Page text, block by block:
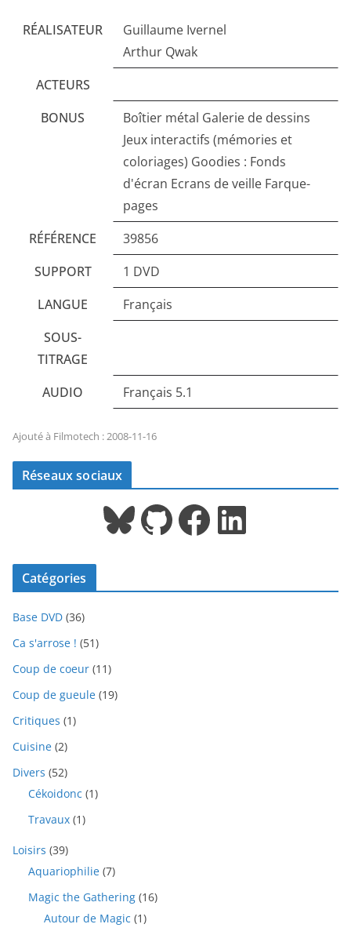
RÉALISATEUR
Guillaume Ivernel
Arthur Qwak
ACTEURS
BONUS
Boîtier métal Galerie de dessins
Jeux interactifs (mémories et
coloriages) Goodies : Fonds
d'écran Ecrans de veille Farque-
pages
RÉFÉRENCE
39856
SUPPORT
1 DVD
LANGUE
Français
SOUS-
TITRAGE
AUDIO
Français 5.1
Ajouté à Filmotech : 2008-11-16
Réseaux sociaux
Bluesky GitHub Facebook LinkedIn
Catégories
Base DVD (36)
Ca s'arrose ! (51)
Coup de coeur (11)
Coup de gueule (19)
Critiques (1)
Cuisine (2)
Divers (52)
Cékoidonc (1)
Travaux (1)
Loisirs (39)
Aquariophilie (7)
Magic the Gathering (16)
Autour de Magic (1)